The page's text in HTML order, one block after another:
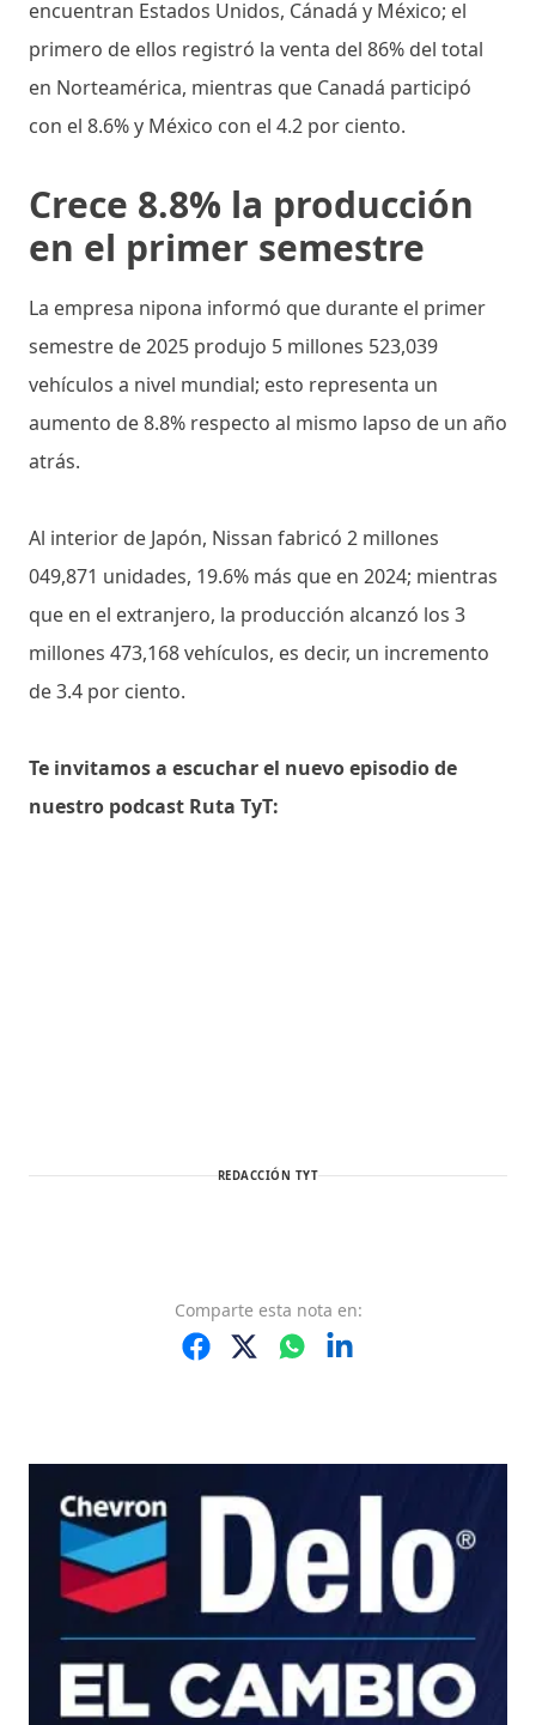
encuentran Estados Unidos, Cánadá y México; el
primero de ellos registró la venta del 86% del total
en Norteamérica, mientras que Canadá participó
con el 8.6% y México con el 4.2 por ciento.
Crece 8.8% la producción
en el primer semestre
La empresa nipona informó que durante el primer
semestre de 2025 produjo 5 millones 523,039
vehículos a nivel mundial; esto representa un
aumento de 8.8% respecto al mismo lapso de un año
atrás.
Al interior de Japón, Nissan fabricó 2 millones
049,871 unidades, 19.6% más que en 2024; mientras
que en el extranjero, la producción alcanzó los 3
millones 473,168 vehículos, es decir, un incremento
de 3.4 por ciento.
Te invitamos a escuchar el nuevo episodio de
nuestro podcast Ruta TyT:
REDACCIÓN TYT
Comparte esta nota en: